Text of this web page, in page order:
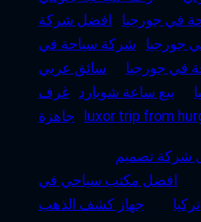
في جورجيا
افضل شركة
جورجيا
شركة سياحة في
في جورجيا
سائق عربي
بيع ساعة شوبارد
غرف
جاهزة
luxor trip from
شركة تصميم
افضل مكتب سياحي في
تركيا
جهاز كشف الذهب